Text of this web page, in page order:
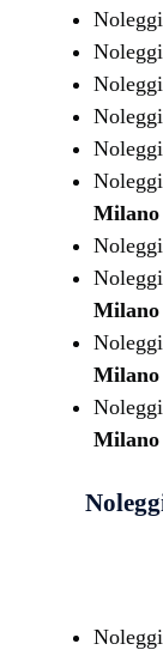
Milano
Milano
Milano
Milano